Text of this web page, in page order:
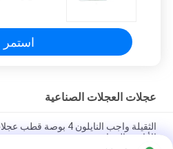
استمر
عجلات العجلات الصناعية
الثقيلة واجب النايلون
الأنابيب العجاف